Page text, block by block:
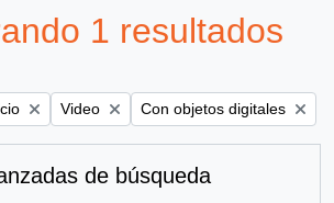
1 resultados
Remove filter:
Video Remove filter:
Con objetos digitales
de búsqueda